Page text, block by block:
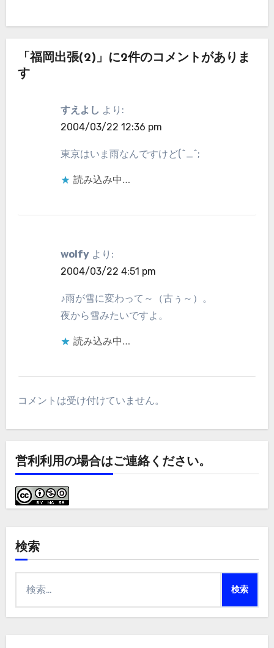
「福岡出張(2)」に2件のコメントがありま
す
すえよし より:
2004/03/22 12:36 pm
東京はいま雨なんですけど(^_^;
読み込み中…
wolfy より:
2004/03/22 4:51 pm
♪雨が雪に変わって～（古ぅ～）。
夜から雪みたいですよ。
読み込み中…
コメントは受け付けていません。
営利利用の場合はご連絡ください。
検索